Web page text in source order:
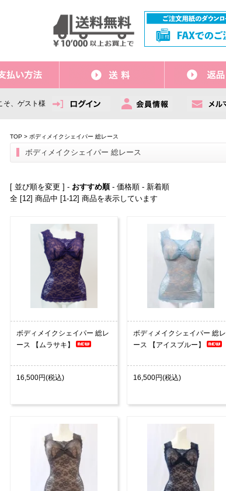
そ、ゲスト様
TOP > ボディメイクシェイパー 総レース
ボディメイクシェイパー 総レース
[ 並び順を変更 ] - おすすめ順- 価格順 - 新着順
全 [12] 商品中 [1-12] 商品を表示しています
ボディメイクシェイパー 総レ
ース 【ムラサキ】
16,500円(税込)
ボディメイクシェイパー 総レ
ース 【アイスブルー】
16,500円(税込)